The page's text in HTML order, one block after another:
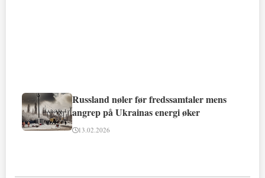
Russland nøler før fredssamtaler mens
angrep på Ukrainas energi øker
13.02.2026